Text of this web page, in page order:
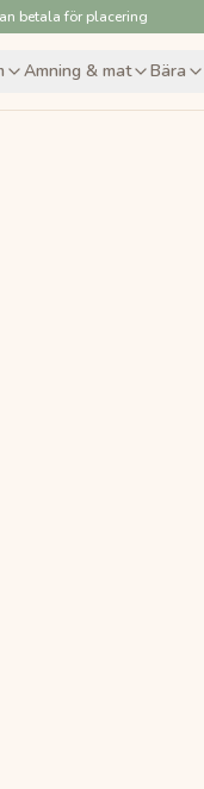
betala för placering
Amning & mat Bära